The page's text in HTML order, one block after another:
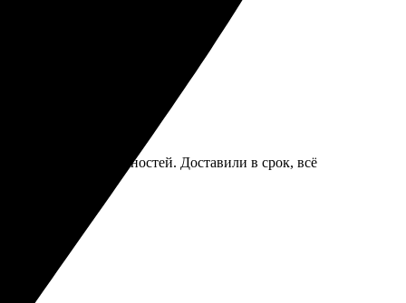
никаких сложностей. Доставили в срок, всё